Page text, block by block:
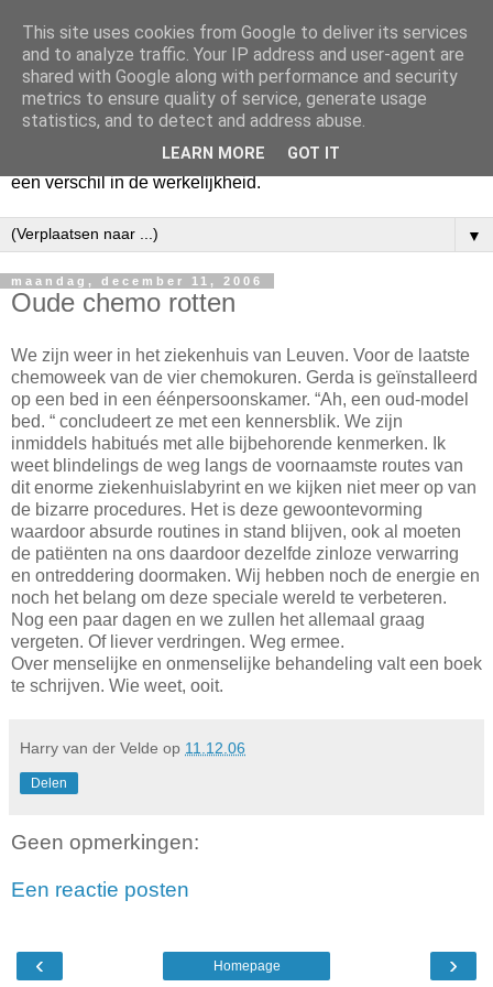
Harry
Hier vertel ik wat ik kwijt wil. Hier zeg ik wat ik gezegd wil
hebben. Voor mijzelf. Misschien voor jou. Zolang het mijn
hart lucht en mijn geest verheldert. En mogelijk maakt het
een verschil in de werkelijkheid.
▼
maandag, december 11, 2006
Oude chemo rotten
We zijn weer in het ziekenhuis van Leuven. Voor de laatste
chemoweek van de vier chemokuren. Gerda is geïnstalleerd
op een bed in een éénpersoonskamer. “Ah, een oud-model
bed. “ concludeert ze met een kennersblik. We zijn
inmiddels habitués met alle bijbehorende kenmerken. Ik
weet blindelings de weg langs de voornaamste routes van
dit enorme ziekenhuislabyrint en we kijken niet meer op van
de bizarre procedures. Het is deze gewoontevorming
waardoor absurde routines in stand blijven, ook al moeten
de patiënten na ons daardoor dezelfde zinloze verwarring
en ontreddering doormaken. Wij hebben noch de energie en
noch het belang om deze speciale wereld te verbeteren.
Nog een paar dagen en we zullen het allemaal graag
vergeten. Of liever verdringen. Weg ermee.
Over menselijke en onmenselijke behandeling valt een boek
te schrijven. Wie weet, ooit.
Harry van der Velde op 11.12.06
Delen
Geen opmerkingen:
Een reactie posten
‹ ›
Homepage
This site uses cookies from Google to deliver its services
and to analyze traffic. Your IP address and user-agent are
shared with Google along with performance and security
metrics to ensure quality of service, generate usage
statistics, and to detect and address abuse.
LEARN MORE GOT IT